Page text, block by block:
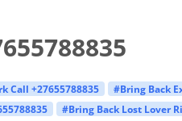
Call +27655788835
#Bring Back
#Bring Back Lost Lover